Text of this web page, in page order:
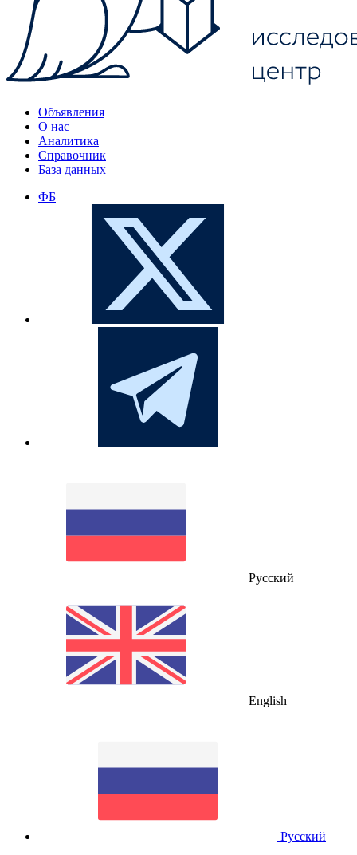
Объявления
О нас
Аналитика
Справочник
База данных
ФБ
Русский
English
Русский